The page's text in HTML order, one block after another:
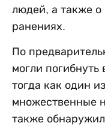
людей, а также
ранениях.
По
могли погибнуть
тогда как один
множественные
также